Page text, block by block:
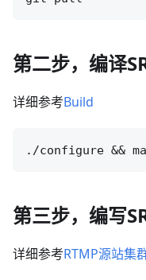
第二步，编译
详细参考Build
第三步，编写
详细参考RTMP源站集